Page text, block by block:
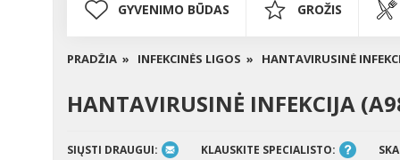
GYVENIMO BŪDAS GROŽIS
PRADŽIA » INFEKCINĖS LIGOS » HANTAVIRUSINĖ
HANTAVIRUSINĖ INFEKCIJA
SIŲSTI DRAUGUI: KLAUSKITE SPECIALISTO: